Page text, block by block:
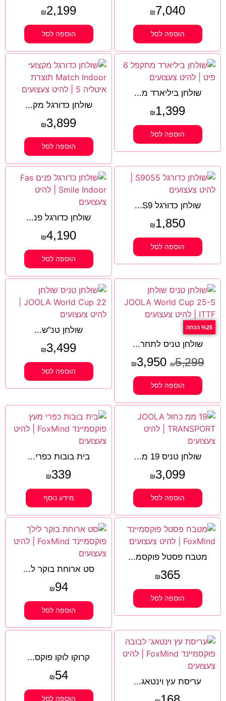
₪7,040
הוספה לסל
₪2,199
הוספה לסל
שולחן ביליארד מ...
₪1,399
הוספה לסל
שולחן כדורגל מק...
₪3,899
הוספה לסל
שולחן כדורגל S9...
₪1,850
הוספה לסל
שולחן כדורגל פנ...
₪4,190
הוספה לסל
%25 הנחה
שולחן טניס לתחר...
₪5,299
₪3,950
הוספה לסל
שולחן טנ"ש...
₪3,499
הוספה לסל
שולחן טניס 19 מ...
₪3,099
הוספה לסל
בית בובות כפרי...
₪339
מידע נוסף
מטבח פסטל פוקסמ...
₪365
הוספה לסל
סט ארוחת בוקר ל...
₪94
הוספה לסל
עריסת עץ וינטאג...
קרוקו לוקו פוקס...
₪54
הוספה לסל